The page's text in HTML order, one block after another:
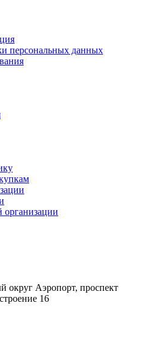
персональных данных
округ Аэропорт, проспект
16